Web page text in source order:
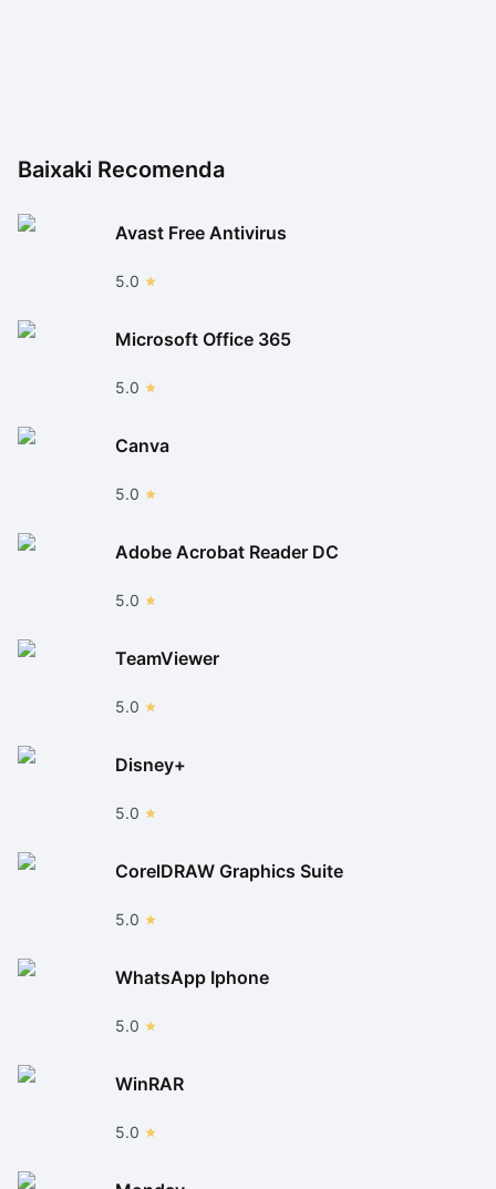
Baixaki Recomenda
Avast Free Antivirus
5.0
Microsoft Office 365
5.0
Canva
5.0
Adobe Acrobat Reader DC
5.0
TeamViewer
5.0
Disney+
5.0
CorelDRAW Graphics Suite
5.0
WhatsApp Iphone
5.0
WinRAR
5.0